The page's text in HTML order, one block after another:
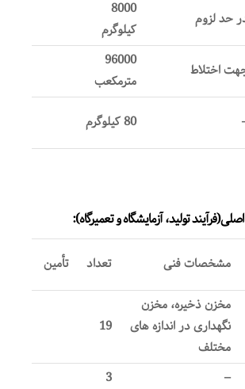
حد لزوم
8000
کیلوگرم
اختلاط
96000
مترمکعب
80 کیلوگرم
مشخصات فنی تعداد تأمین
مخزن ذخیره، مخزن
نگهداری در اندازه های
مختلف
19
–
3